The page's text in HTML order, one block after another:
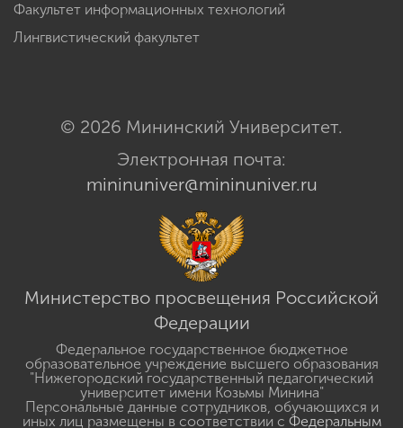
Факультет информационных технологий
Лингвистический факультет
© 2026 Мининский Университет.
Электронная почта:
mininuniver@mininuniver.ru
Министерство просвещения Российской
Федерации
Федеральное государственное бюджетное
образовательное учреждение высшего образования
"Нижегородский государственный педагогический
университет имени Козьмы Минина"
Персональные данные сотрудников, обучающихся и
иных лиц размещены в соответствии с Федеральным